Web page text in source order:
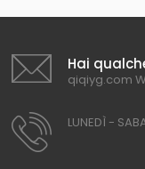
Hai
qiqiyg.com
LUNEDÌ -